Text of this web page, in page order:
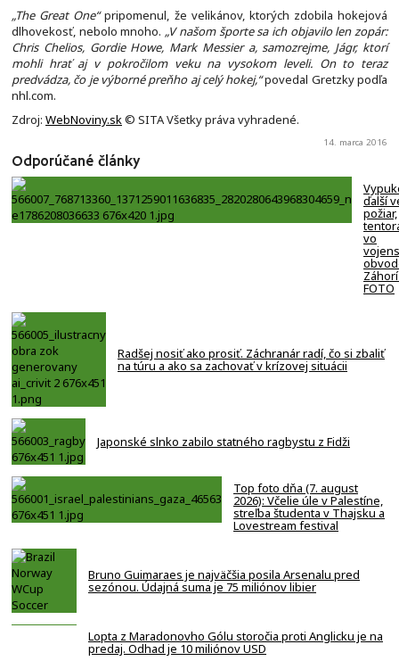
„The Great One“pripomenul, že velikánov, ktorých zdobila hokejová
dlhovekosť, nebolo mnoho. „V našom športe sa ich objavilo len zopár:
Chris Chelios, Gordie Howe, Mark Messier a, samozrejme, Jágr, ktorí
mohli hrať aj v pokročilom veku na vysokom leveli. On to teraz
predvádza, čo je výborné preňho aj celý hokej,“povedal Gretzky podľa
nhl.com.
Zdroj: WebNoviny.sk© SITA Všetky práva vyhradené.
14. marca 2016
Odporúčané články
ďalší
požiar,
vo
FOTO
Radšej nosiť ako prosiť. Záchranár radí, čo si zbaliť
na túru a ako sa zachovať v krízovej situácii
Japonské slnko zabilo statného ragbystu z Fidži
Top foto dňa (7. august
2026): Včelie úle v Palestíne,
streľba študenta v Thajsku a
Lovestream festival
Bruno Guimaraes je najväčšia posila Arsenalu pred
sezónou. Údajná suma je 75 miliónov libier
Lopta z Maradonovho Gólu storočia proti Anglicku je na
predaj. Odhad je 10 miliónov USD